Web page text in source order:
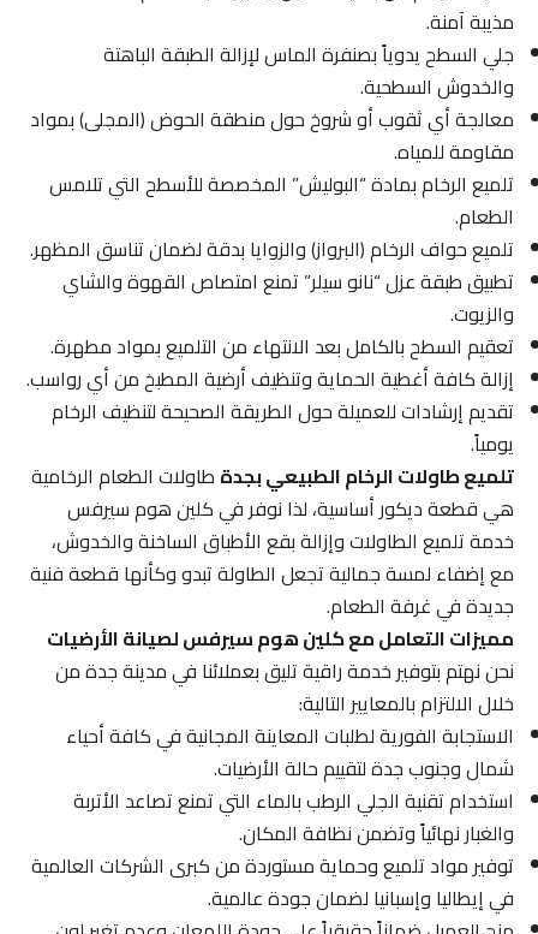
مذيبة آمنة.
جلي السطح يدوياً بصنفرة الماس لإزالة الطبقة الباهتة
والخدوش السطحية.
معالجة أي ثقوب أو شروخ حول منطقة الحوض (المجلى) بمواد
مقاومة للمياه.
تلميع الرخام بمادة “البوليش” المخصصة للأسطح التي تلامس
الطعام.
تلميع حواف الرخام (البرواز) والزوايا بدقة لضمان تناسق المظهر.
تطبيق طبقة عزل “نانو سيلر” تمنع امتصاص القهوة والشاي
والزيوت.
تعقيم السطح بالكامل بعد الانتهاء من التلميع بمواد مطهرة.
إزالة كافة أغطية الحماية وتنظيف أرضية المطبخ من أي رواسب.
تقديم إرشادات للعميلة حول الطريقة الصحيحة لتنظيف الرخام
يومياً.
تلميع طاولات الرخام الطبيعي بجدةطاولات الطعام الرخامية
هي قطعة ديكور أساسية، لذا نوفر في كلين هوم سيرفس
خدمة تلميع الطاولات وإزالة بقع الأطباق الساخنة والخدوش،
مع إضفاء لمسة جمالية تجعل الطاولة تبدو وكأنها قطعة فنية
جديدة في غرفة الطعام.
مميزات التعامل مع كلين هوم سيرفس لصيانة الأرضيات
نحن نهتم بتوفير خدمة راقية تليق بعملائنا في مدينة جدة من
خلال الالتزام بالمعايير التالية:
الاستجابة الفورية لطلبات المعاينة المجانية في كافة أحياء
شمال وجنوب جدة لتقييم حالة الأرضيات.
استخدام تقنية الجلي الرطب بالماء التي تمنع تصاعد الأتربة
والغبار نهائياً وتضمن نظافة المكان.
توفير مواد تلميع وحماية مستوردة من كبرى الشركات العالمية
في إيطاليا وإسبانيا لضمان جودة عالمية.